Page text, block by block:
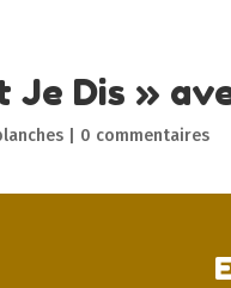
Je Dis »
0 commentaires